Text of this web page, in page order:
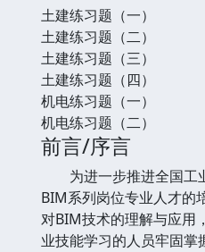
土建练习题（一）
土建练习题（二）
土建练习题（三）
土建练习题（四）
机电练习题（一）
机电练习题（二）
前言/序言
为进一步推进全国工
BIM系列岗位专业人才的
对BIM技术的理解与应用
业技能学习的人员牢固掌